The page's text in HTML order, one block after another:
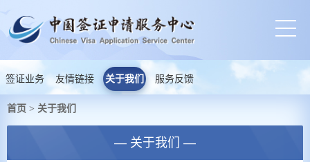
签证业务 友情链接 关于我们 服务反馈
首页 > 关于我们
— 关于我们 —